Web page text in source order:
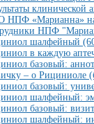
НПФ «Марианна» на
НПФ
шалфейный
в каждую
базовый:
– о Рициниоле
базовый:
шалфейный:
базовый:
шалфейный: